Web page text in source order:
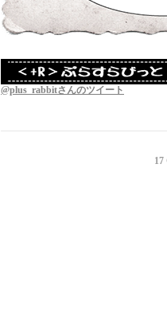
@plus_rabbitさんのツイート